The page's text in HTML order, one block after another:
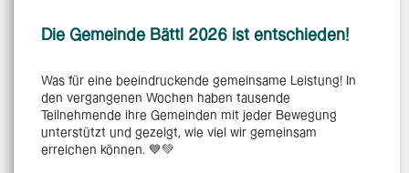
Die Gemeinde Bättl 2026 ist entschieden!
Was für eine beeindruckende gemeinsame Leistung! In
den vergangenen Wochen haben tausende
Teilnehmende ihre Gemeinden mit jeder Bewegung
unterstützt und gezeigt, wie viel wir gemeinsam
erreichen können. 💙💚